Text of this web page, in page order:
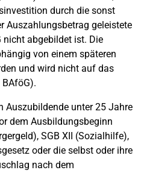
durch die sonst
Auszahlungsbetrag geleistete
nicht abgebildet ist. Die
von einem späteren
und wird nicht auf das
Auszubildende unter 25 Jahre
dem Ausbildungsbeginn
SGB XII (Sozialhilfe),
oder die selbst oder ihre
nach dem